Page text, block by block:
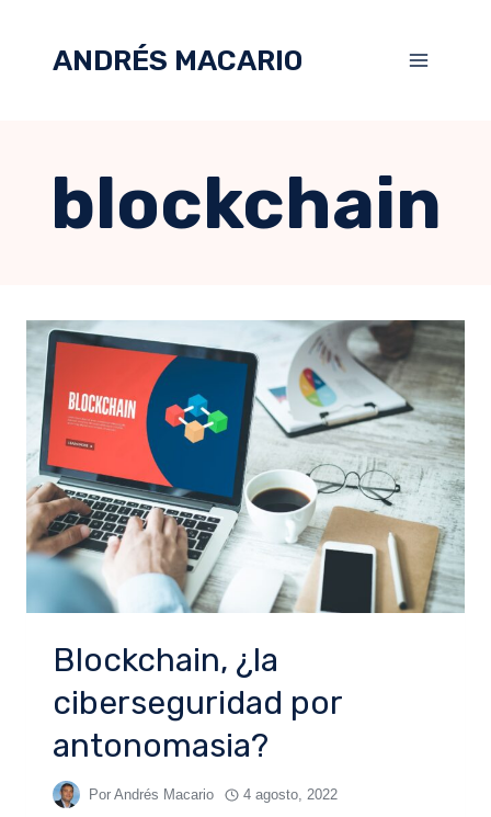
ANDRÉS MACARIO
blockchain
Blockchain, ¿la
ciberseguridad por
antonomasia?
Por Andrés Macario 4 agosto, 2022